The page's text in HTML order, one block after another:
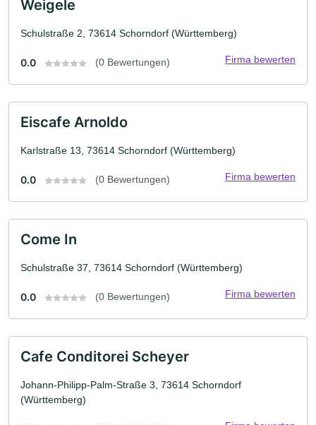
Weigele
Schulstraße 2, 73614 Schorndorf (Württemberg)
0.0 (0 Bewertungen) Firma bewerten
Eiscafe Arnoldo
Karlstraße 13, 73614 Schorndorf (Württemberg)
0.0 (0 Bewertungen) Firma bewerten
Come In
Schulstraße 37, 73614 Schorndorf (Württemberg)
0.0 (0 Bewertungen) Firma bewerten
Cafe Conditorei Scheyer
Johann-Philipp-Palm-Straße 3, 73614 Schorndorf
(Württemberg)